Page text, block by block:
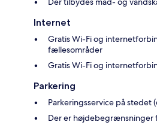
Internet
Gratis Wi-Fi og
fællesområder
Gratis Wi-Fi og
Parkering
Parkeringsservice på stedet
Der er højdebegrænsninger